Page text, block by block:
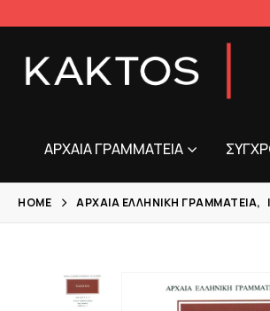
ΑΡΧΑΊΑ ΓΡΑΜΜΑΤΕΊΑ
HOME ΑΡΧΑΊΑ ΕΛΛΗΝΙΚΉ ΓΡΑΜΜΑΤΕΊΑ,